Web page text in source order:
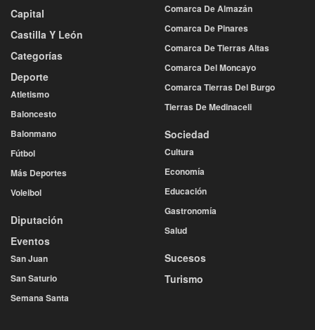
Capital
Castilla Y León
Categorías
Deporte
Atletismo
Baloncesto
Balonmano
Fútbol
Más Deportes
Voleibol
Diputación
Eventos
San Juan
San Saturio
Semana Santa
Comarca De Almazán
Comarca De Pinares
Comarca De Tierras Altas
Comarca Del Moncayo
Comarca Tierras Del Burgo
Tierras De Medinaceli
Sociedad
Cultura
Economía
Educación
Gastronomía
Salud
Sucesos
Turismo